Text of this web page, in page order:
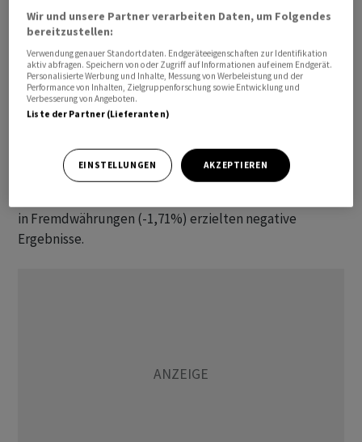
Das beste Ergebnis erzielte mit +1,09 Prozent eine
kleine Pensionskasse mit verwalteten Vermögen von
unter 300 Millionen Franken. Das schlechteste Ergebnis
fuhr ein mittelgrosses Institut mit -0,56 Prozent ein.
Die Performance der Anlageklassen war laut UBS
der Schweiz ab mit +0,99 Prozent. Am schwächsten
entwickelten sich Private Equity und Infrastruktur mit
in Fremdwährungen (-1,71%) erzielten negative
Ergebnisse.
Wir und unsere Partner verarbeiten Daten, um Folgendes
bereitzustellen:
Verwendung genauer Standortdaten. Endgeräteeigenschaften zur Identifikation
aktiv abfragen. Speichern von oder Zugriff auf Informationen auf einem Endgerät.
Personalisierte Werbung und Inhalte, Messung von Werbeleistung und der
Performance von Inhalten, Zielgruppenforschung sowie Entwicklung und
Verbesserung von Angeboten.
Liste der Partner (Lieferanten)
EINSTELLUNGEN AKZEPTIEREN